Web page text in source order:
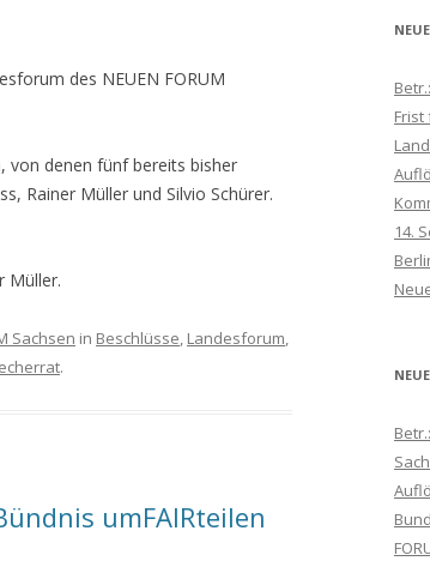
des NEUEN FORUM
von denen fünf bereits bisher
Rainer Müller und Silvio Schürer.
Müller.
Sachsen in Beschlüsse, Landesforum,
.
umFAIRteilen
14.